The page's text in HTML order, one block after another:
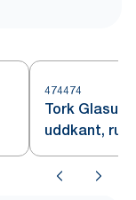
474474
Tork
uddkant,
papper